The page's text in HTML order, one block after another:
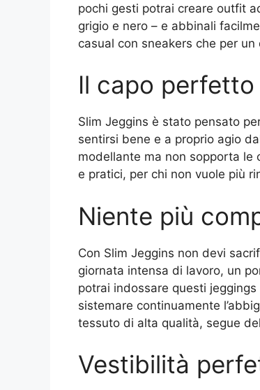
pochi gesti potrai creare outfit
grigio e nero – e abbinali
casual con sneakers che per
Il capo
Slim Jeggins è stato pensato
sentirsi bene e a proprio agio
modellante ma non sopporta le
e pratici, per chi non vuole più
Niente più
Con Slim Jeggins non devi
giornata intensa di lavoro, un
potrai indossare questi
sistemare continuamente
tessuto di alta qualità, segue
Vestibilità